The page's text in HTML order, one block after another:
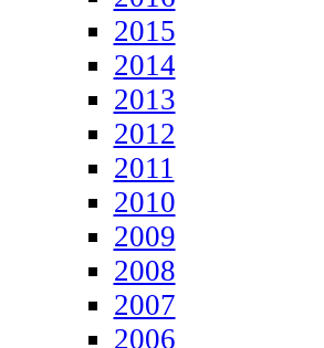
2015
2014
2013
2012
2011
2010
2009
2008
2007
2006